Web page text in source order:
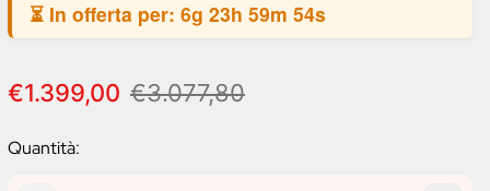
⏳ In offerta per: 6g 23h 59m 53s
P
e
€1.399,00 P
€3.077,80
Quantità: